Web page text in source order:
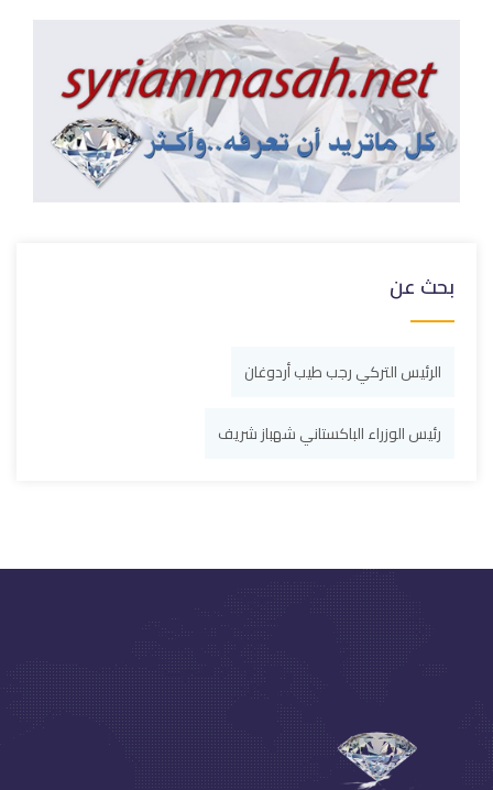
بحث عن
الرئيس التركي رجب طيب أردوغان
رئيس الوزراء الباكستاني شهباز شريف